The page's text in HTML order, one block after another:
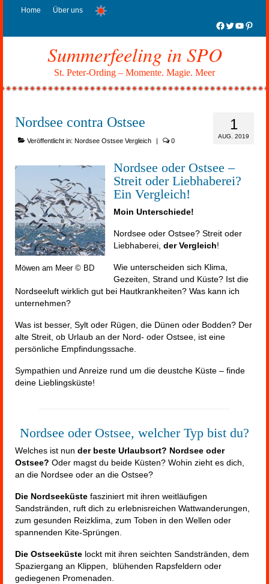
Home Über uns
Facebook
Twitter
Summerfeeling in SPO
St. Peter-Ording – Momente. Magie. Meer
1
AUG. 2019
Nordsee contra Ostsee
Veröffentlicht in: Nordsee Ostsee Vergleich | 0
Möwen am Meer © BD
Nordsee oder Ostsee –
Streit oder Liebhaberei?
Ein Vergleich!
Moin Unterschiede!
Nordsee oder Ostsee? Streit oder
Liebhaberei, der Vergleich!
Wie unterscheiden sich Klima,
Gezeiten, Strand und Küste? Ist die
Nordseeluft wirklich gut bei Hautkrankheiten? Was kann ich
unternehmen?
Was ist besser, Sylt oder Rügen, die Dünen oder Bodden? Der
alte Streit, ob Urlaub an der Nord- oder Ostsee, ist eine
persönliche Empfindungssache.
Sympathien und Anreize rund um die deustche Küste – finde
deine Lieblingsküste!
Nordsee oder Ostsee, welcher Typ bist du?
Welches ist nun der beste Urlaubsort? Nordsee oder
Ostsee? Oder magst du beide Küsten? Wohin zieht es dich,
an die Nordsee oder an die Ostsee?
Die Nordseeküste fasziniert mit ihren weitläufigen
Sandstränden, ruft dich zu erlebnisreichen Wattwanderungen,
zum gesunden Reizklima, zum Toben in den Wellen oder
spannenden Kite-Sprüngen.
Die Ostseeküste lockt mit ihren seichten Sandstränden, dem
Spaziergang an Klippen, blühenden Rapsfeldern oder
gediegenen Promenaden.